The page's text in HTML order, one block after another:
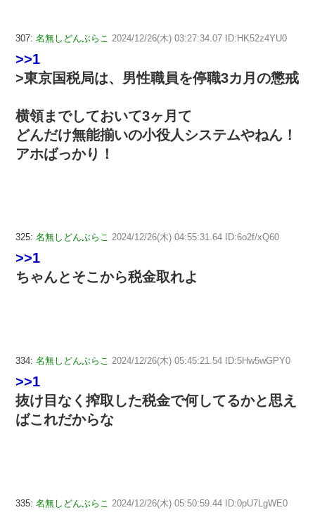
307: 名無しどんぶらこ 2024/12/26(木) 03:27:34.07 ID:HK52z4YU0
>>1
>東京国税局は、男性職員を停職3カ月の懲戒
横領までしておいて3ヶ月て
どんだけ無能揃いの小役人システムやねん！
アホばっかり！
325: 名無しどんぶらこ 2024/12/26(木) 04:55:31.64 ID:6o2f/xQ60
>>1
ちゃんとそこから税金取れよ
334: 名無しどんぶらこ 2024/12/26(木) 05:45:21.54 ID:5Hw5wGPY0
>>1
抜け目なく搾取した税金で何してるかと思え
ばこれだからな
335: 名無しどんぶらこ 2024/12/26(木) 05:50:59.44 ID:0pU7LgWE0